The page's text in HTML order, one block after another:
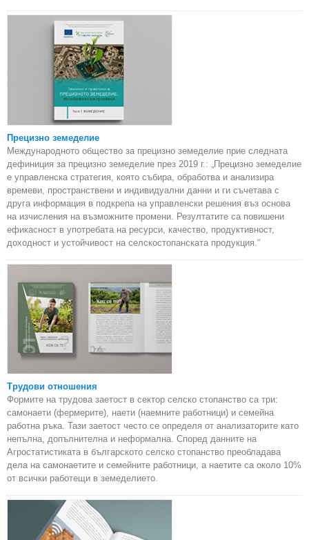
Прецизно земеделие
Международното общество за прецизно земеделие прие следната
дефиниция за прецизно земеделие през 2019 г.: „Прецизно земеделие
е управленска стратегия, която събира, обработва и анализира
времеви, пространствени и индивидуални данни и ги съчетава с
друга информация в подкрепа на управленски решения въз основа
на изчисления на възможните промени. Резултатите са повишени
ефикасност в употребата на ресурси, качество, продуктивност,
доходност и устойчивост на селскостопанската продукция.“
Трудови отношения
Формите на трудова заетост в сектор селско стопанство са три:
самонаети (фермерите), наети (наемните работници) и семейна
работна ръка. Тази заетост често се определя от анализаторите като
непълна, допълнителна и неформална. Според данните на
Агростатистиката в българското селско стопанство преобладава
дела на самонаетите и семейните работници, а наетите са около 10%
от всички работещи в земеделието.